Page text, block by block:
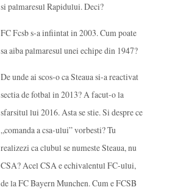
si palmaresul Rapidului. Deci?
FC Fcsb s-a infiintat in 2003. Cum poate
sa aiba palmaresul unei echipe din 1947?
De unde ai scos-o ca Steaua si-a reactivat
sectia de fotbal in 2013? A facut-o la
sfarsitul lui 2016. Asta se stie. Si despre ce
„comanda a csa-ului” vorbesti? Tu
realizezi ca clubul se numeste Steaua, nu
CSA? Acel CSA e echivalentul FC-ului,
de la FC Bayern Munchen. Cum e FCSB